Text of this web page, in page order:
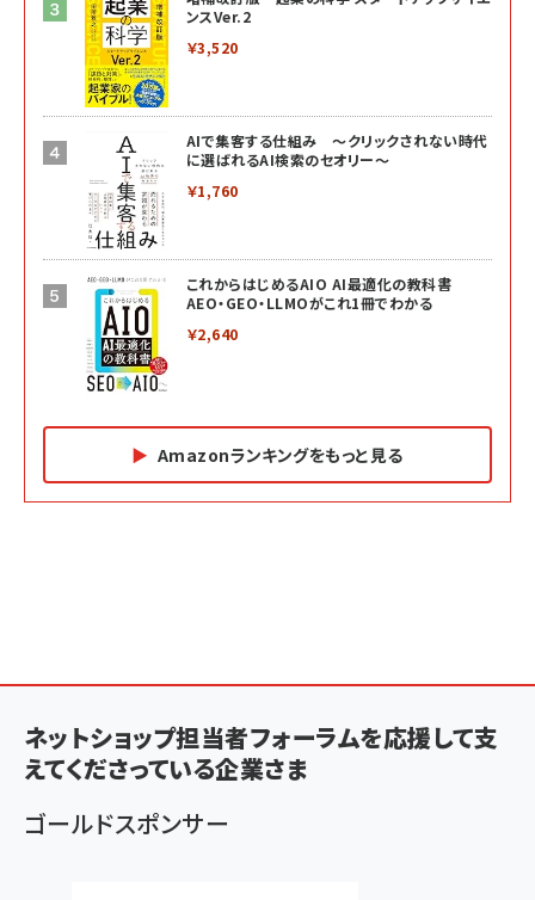
ンスVer.2
￥3,520
AIで集客する仕組み ～クリックされない時代
に選ばれるAI検索のセオリー～
￥1,760
これからはじめるAIO AI最適化の教科書
AEO・GEO・LLMOがこれ1冊でわかる
￥2,640
Amazonランキングをもっと見る
￥1,980
￥1,815
スペシャルエディション[王道エンタメの矜持／
BTS]
￥1,100
anan(アンアン)2026/07/08号 No.2502[2026
￥2,200
￥2,750
ネットショップ担当者フォーラムを応援して支
えてくださっている企業さま
ゴールドスポンサー